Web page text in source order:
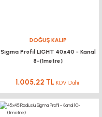
DOĞUŞ KALIP
Sigma Profil LIGHT 40x40 - Kanal
8-(1metre)
1.005,22 TL KDV Dahil